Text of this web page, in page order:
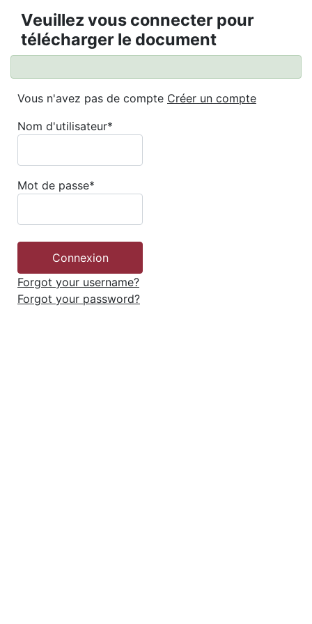
Veuillez vous connecter pour
télécharger le document
Vous n'avez pas de compte Créer un compte
Nom d'utilisateur*
Mot de passe*
Forgot your username?
Forgot your password?